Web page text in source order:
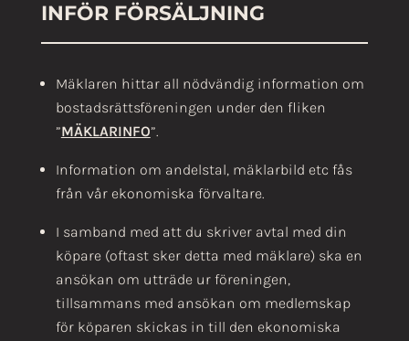
INFÖR FÖRSÄLJNING
Mäklaren hittar all nödvändig information om
bostadsrättsföreningen under den fliken
”MÄKLARINFO”.
Information om andelstal, mäklarbild etc fås
från vår ekonomiska förvaltare.
I samband med att du skriver avtal med din
köpare (oftast sker detta med mäklare) ska en
ansökan om utträde ur föreningen,
tillsammans med ansökan om medlemskap
för köparen skickas in till den ekonomiska